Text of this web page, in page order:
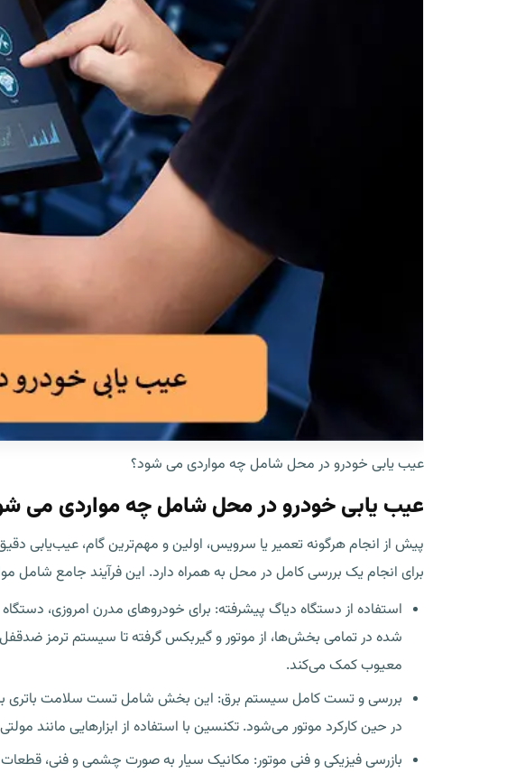
عیب یابی خودرو در محل شامل چه مواردی می شود؟
عیب یابی خودرو در محل شامل چه مواردی می
پیش از انجام هرگونه تعمیر یا سرویس، اولین و مهم‌ترین گام، عیب‌یابی
برای انجام یک بررسی کامل در محل به همراه دارد. این فرآیند جامع شامل
معیوب کمک می‌کند.
بررسی و تست کامل سیستم برق: این بخش شامل تست سلامت باتری برای
در حین کارکرد موتور می‌شود. تکنسین با استفاده از ابزارهایی مانند
بازرسی فیزیکی و فنی موتور: مکانیک سیار به صورت چشمی و فنی،